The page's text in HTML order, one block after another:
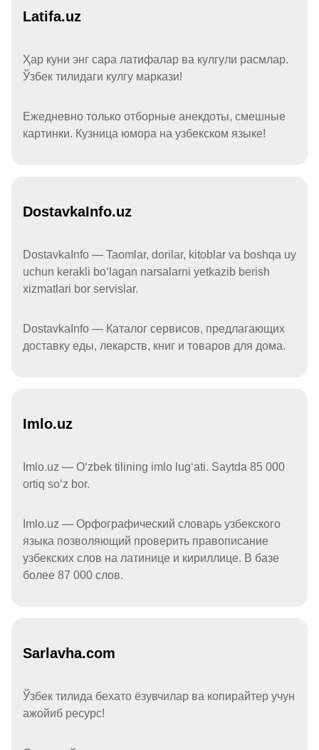
Latifa.uz
Ҳар куни энг сара латифалар ва кулгули расмлар.
Ўзбек тилидаги кулгу маркази!
Ежедневно только отборные анекдоты, смешные
картинки. Кузница юмора на узбекском языке!
DostavkaInfo.uz
DostavkaInfo — Taomlar, dorilar, kitoblar va boshqa uy
uchun kerakli boʻlagan narsalarni yetkazib berish
xizmatlari bor servislar.
DostavkaInfo — Каталог сервисов, предлагающих
доставку еды, лекарств, книг и товаров для дома.
Imlo.uz
Imlo.uz — Oʻzbek tilining imlo lugʻati. Saytda 85 000
ortiq soʻz bor.
Imlo.uz — Орфографический словарь узбекского
языка позволяющий проверить правописание
узбекских слов на латинице и кириллице. В базе
более 87 000 слов.
Sarlavha.com
Ўзбек тилида бехато ёзувчилар ва копирайтер учун
ажойиб ресурс!